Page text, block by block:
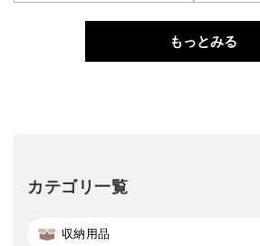
もっとみる
カテゴリ一覧
収納用品